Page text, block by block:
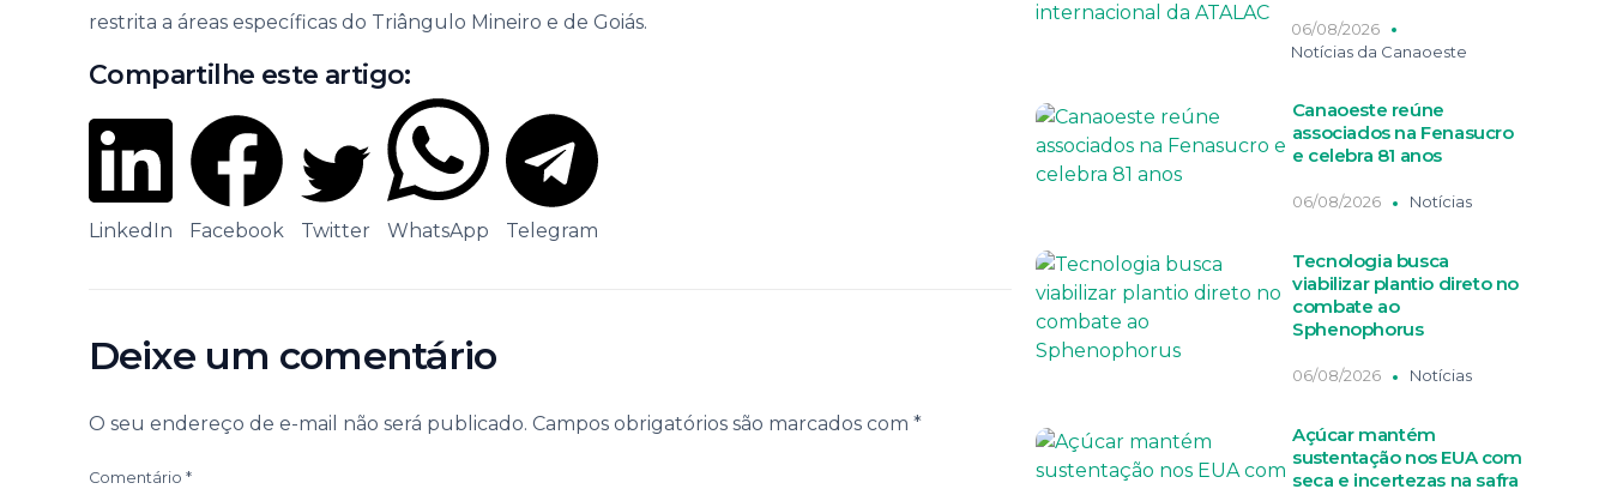
restrita a áreas específicas do Triângulo Mineiro e de Goiás.
Compartilhe este artigo:
LinkedIn Facebook Twitter WhatsApp Telegram
Deixe um comentário
O seu endereço de e-mail não será publicado. Campos obrigatórios são marcados com *
Comentário *
06/08/2026
Notícias da Canaoeste
Canaoeste reúne
associados na Fenasucro
e celebra 81 anos
06/08/2026 Notícias
Tecnologia busca
viabilizar plantio direto no
combate ao
Sphenophorus
06/08/2026 Notícias
Açúcar mantém
sustentação nos EUA com
seca e incertezas na safra